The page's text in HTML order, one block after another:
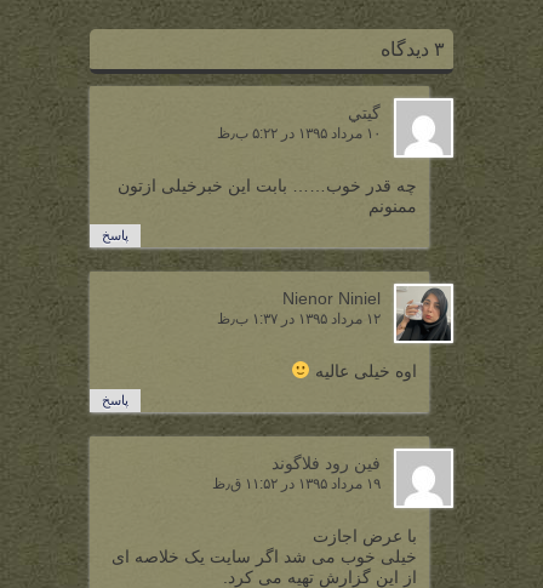
۳ دیدگاه
گيتي
۱۰ مرداد ۱۳۹۵ در ۵:۲۲ ب٫ظ
چه قدر خوب…… بابت این خبرخیلی ازتون
ممنونم
پاسخ
Nienor Niniel
۱۲ مرداد ۱۳۹۵ در ۱:۳۷ ب٫ظ
اوه خیلی عالیه
پاسخ
فین رود فلاگوند
۱۹ مرداد ۱۳۹۵ در ۱۱:۵۲ ق٫ظ
با عرض اجازت
خیلی خوب می شد اگر سایت یک خلاصه ای
از این گزارش تهیه می کرد.